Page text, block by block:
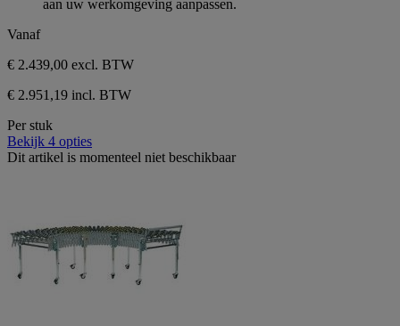
aan uw werkomgeving aanpassen.
Vanaf
€ 2.439,00 excl. BTW
€ 2.951,19 incl. BTW
Per stuk
Bekijk 4 opties
Dit artikel is momenteel niet beschikbaar